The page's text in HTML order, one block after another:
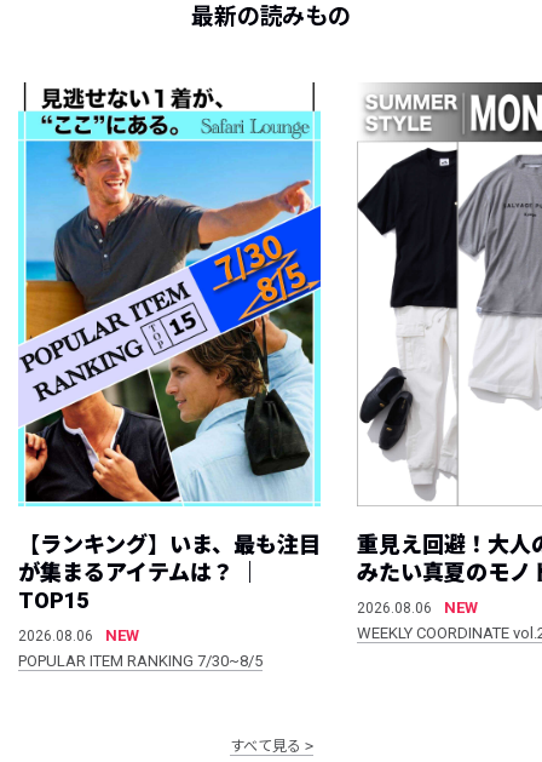
最新の読みもの
【ランキング】いま、最も注目
が集まるアイテムは？ ｜
TOP15
2026.08.06
NEW
POPULAR ITEM RANKING 7/30~8/5
重見え回避！大人
みたい真夏のモノ
2026.08.06
NEW
WEEKLY COORDINATE
すべて見る